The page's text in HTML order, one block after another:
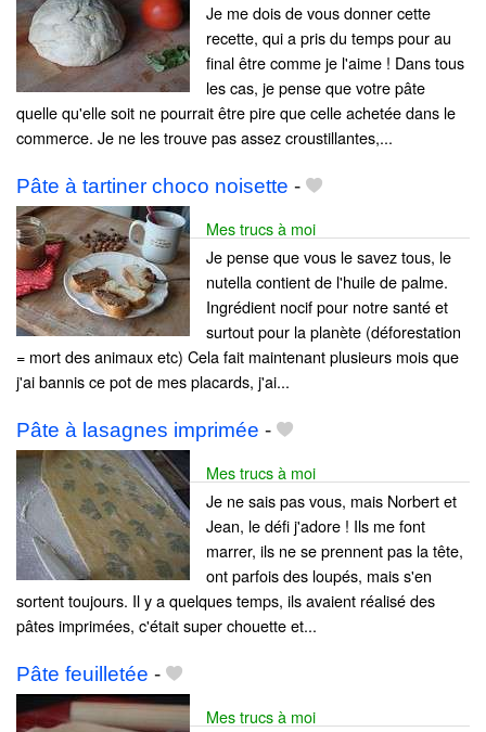
Je me dois de vous donner cette
recette, qui a pris du temps pour au
final être comme je l'aime ! Dans tous
les cas, je pense que votre pâte
quelle qu'elle soit ne pourrait être pire que celle achetée dans le
commerce. Je ne les trouve pas assez croustillantes,...
Pâte à tartiner choco noisette -
Mes trucs à moi
Je pense que vous le savez tous, le
nutella contient de l'huile de palme.
Ingrédient nocif pour notre santé et
surtout pour la planète (déforestation
= mort des animaux etc) Cela fait maintenant plusieurs mois que
j'ai bannis ce pot de mes placards, j'ai...
Pâte à lasagnes imprimée -
Mes trucs à moi
Je ne sais pas vous, mais Norbert et
Jean, le défi j'adore ! Ils me font
marrer, ils ne se prennent pas la tête,
ont parfois des loupés, mais s'en
sortent toujours. Il y a quelques temps, ils avaient réalisé des
pâtes imprimées, c'était super chouette et...
Pâte feuilletée -
Mes trucs à moi